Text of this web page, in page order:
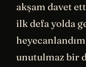
akşam davet
ilk defa yolda
unutulmaz bir